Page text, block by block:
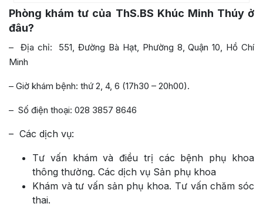
Phòng khám tư của ThS.BS Khúc Minh Thúy ở
đâu?
– Địa chỉ: 551, Đường Bà Hạt, Phường 8, Quận 10, Hồ Chí
Minh
– Giờ khám bệnh: thứ 2, 4, 6 (17h30 – 20h00).
– Số điện thoại: 028 3857 8646
– Các dịch vụ:
Tư vấn khám và điều trị các bệnh phụ khoa
thông thường. Các dịch vụ Sản phụ khoa
Khám và tư vấn sản phụ khoa. Tư vấn chăm sóc
thai.